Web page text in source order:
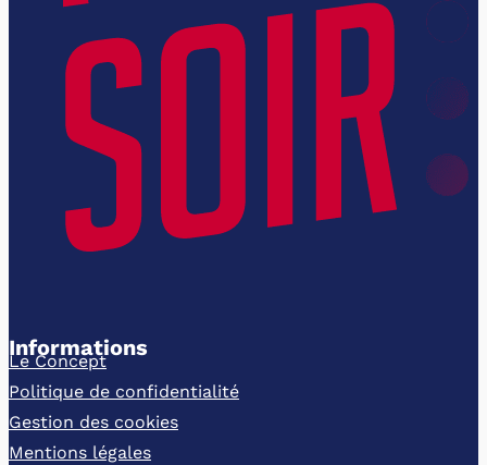
Informations
Le Concept
Politique de confidentialité
Gestion des cookies
Mentions légales